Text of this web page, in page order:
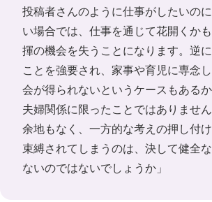
投稿者さんのように仕事がしたいの
い場合では、仕事を通じて花開くか
揮の機会を失うことになります。逆
ことを強要され、家事や育児に専念
会が得られないというケースもあるか
夫婦関係に限ったことではありませ
余地もなく、一方的な考えの押し付
束縛されてしまうのは、決して健全
ないのではないでしょうか」